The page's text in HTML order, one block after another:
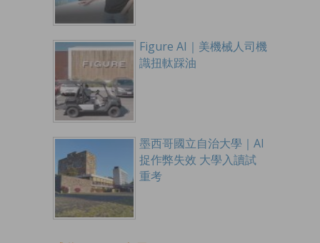
Figure AI｜美機械人司機
識扭軚踩油
墨西哥國立自治大學｜AI
捉作弊失效 大學入讀試
重考